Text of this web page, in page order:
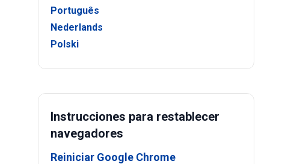
Português
Nederlands
Polski
Instrucciones para restablecer
navegadores
Reiniciar Google Chrome